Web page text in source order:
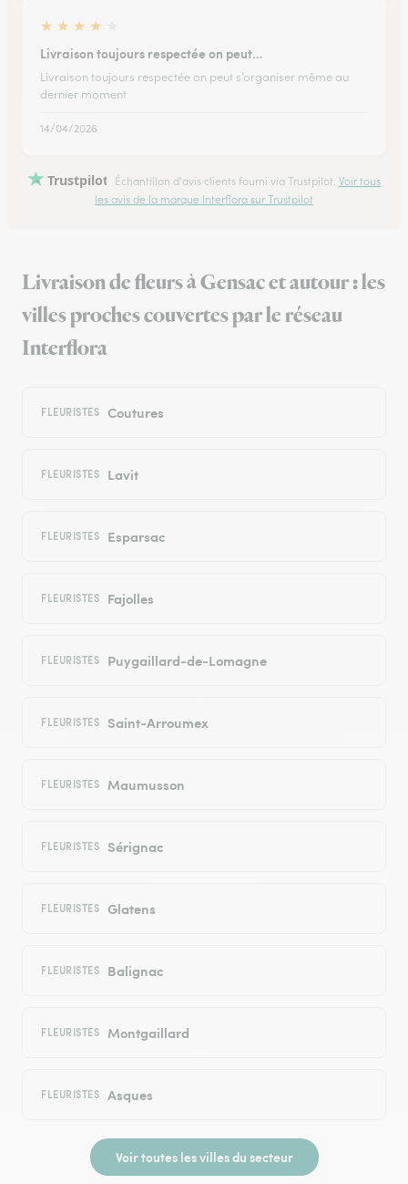
★ ★ ★ ★
Livraison toujours respectée on peut…
Livraison toujours respectée on peut s’organiser même au
dernier moment
14/04/2026
Trustpilot Échantillon d'avis clients fourni via Trustpilot. Voir tous
les avis de la marque Interflora sur Trustpilot
Livraison de fleurs à Gensac et autour : les
villes proches couvertes par le réseau
Interflora
FLEURISTES Coutures
FLEURISTES Lavit
FLEURISTES Esparsac
FLEURISTES Fajolles
FLEURISTES Puygaillard-de-Lomagne
FLEURISTES Saint-Arroumex
FLEURISTES Maumusson
FLEURISTES Sérignac
FLEURISTES Glatens
FLEURISTES Balignac
FLEURISTES Montgaillard
FLEURISTES Asques
Voir toutes les villes du secteur